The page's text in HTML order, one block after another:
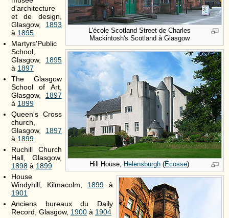
L'école Scotland Street de Charles
Mackintosh's Scotland à Glasgow
Hill House, Helensburgh (Écosse)
d'architecture
et de design,
Glasgow, 1893
à 1895
Martyrs'Public
School,
Glasgow, 1895
à 1897
The Glasgow
School of Art,
Glasgow, 1897
à 1899
Queen's Cross
church,
Glasgow, 1897
à 1899
Ruchill Church
Hall, Glasgow,
1898 à 1899
House
Windyhill, Kilmacolm, 1899à
1901
Anciens bureaux du Daily
Record, Glasgow, 1900 à 1904